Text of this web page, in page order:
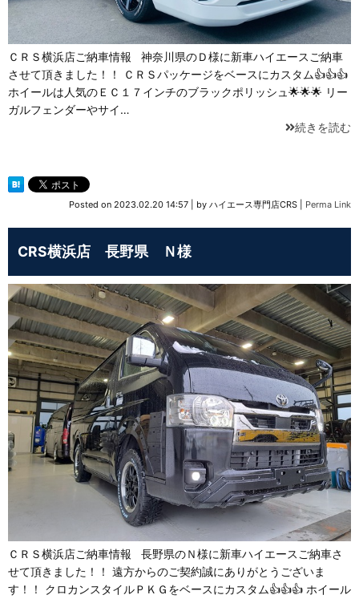
ＣＲＳ横浜店ご納車情報 神奈川県のＤ様に新車ハイエースご納車
させて頂きました！！ ＣＲＳパッケージをベースにカスタム👍👍👍
ホイールは人気のＥＣ１７インチのブラックポリッシュ🌟🌟🌟 リー
ガルフェンダーやサイ…
続きを読む
Posted on 2023.02.20 14:57 by ハイエース専門店CRS Perma Link
CRS横浜店 長野県 Ｎ様
ＣＲＳ横浜店ご納車情報 長野県のＮ様に新車ハイエースご納車さ
せて頂きました！！ 遠方からのご契約誠にありがとうございま
す！！ クロカンスタイルＰＫＧをベースにカスタム👍👍👍 ホイール